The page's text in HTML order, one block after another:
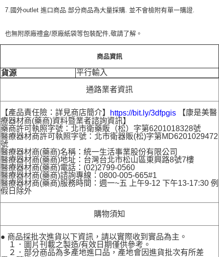
7.國外outlet 進口商品.部分商品為大量採購. 並不會檢附有單一購證.
也無附原廠禮盒/原廠紙袋等包裝配件,敬請了解。
商品資訊
貨源 平行輸入
通路業者資訊
【產品責任險：詳見商店簡介】 https://bit.ly/3dfpgis 【康是美醫
療器材商(藥商)資料暨業者諮詢資訊】
藥商許可執照字號：北市衛藥販（松）字第6201018328號
醫療器材商許可執照字號：北市衛器販(松)字第MD6201029472
號
醫療器材商(藥商)名稱：統一生活事業股份有限公司
醫療器材商(藥商)地址：台灣台北市松山區東興路8號7樓
醫療器材商(藥商)電話：(02)2799-0560
醫療器材商(藥商)諮詢專線：0800-005-665#1
醫療器材商(藥商)服務時間：週一~五 上午9-12 下午13-17:30 例
假日除外
購物須知
● 商品採批次進貨以下資訊，請以實際收到實品為主。
１．圖片刊載之製造/有效日期僅供參考。
２．部分商品為多產地進口品，產地會因進貨批次有所差